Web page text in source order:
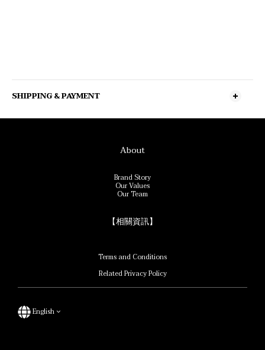
SHIPPING & PAYMENT
About
Brand Story
Our Values
Our Team
【相關資訊】
Terms and Conditions
Related Privacy Policy
English